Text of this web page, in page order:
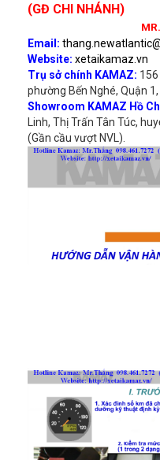
(GĐ CHI NHÁNH)
Email:
Website: xetaikamaz.vn
Trụ sở chính KAMAZ:
phường Bến Nghé, Quận
Showroom KAMAZ Hồ
Linh, Thị Trấn Tân Túc,
(Gần cầu vượt NVL).